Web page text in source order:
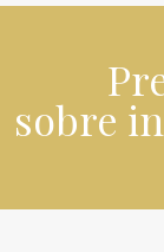
sobre